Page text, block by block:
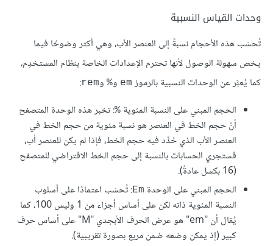
وحدات القياس النسبية
تُحسَب هذه الأحجام نسبةً إلى العنصر الأب، وهي أكثر وضوحًا فيما
يخص سهولة الوصول لأنها تحترم الإعدادات الخاصة بنظام المستخدِم،
كما يُعبَّر عن الوحدات النسبية بالرموز em و% وrem
:
الحجم المبني على النسبة المئوية %: تخبر هذه الوحدة المتصفح
أنّ حجم الخط في العنصر هو نسبة مئوية من حجم الخط في
العنصر الأب الذي حُدِّد فيه حجم الخط، فإذا لم يكن للعنصر أب،
فستجري الحسابات بالنسبة إلى حجم الخط الافتراضي للمتصفح
(16 بكسل عادةً).
الحجم المبني على الوحدة Em: تُحسَب اعتمادًا على أسلوب
النسبة المئوية ذاته لكن على أساس أجزاء من 1 وليس 100، كما
يُقال أن "em" هو عرض الحرف الأبجدي "M" على أساس حرف
كبير (إذ يمكن وضعه ضمن مربع بصورة تقريبية).